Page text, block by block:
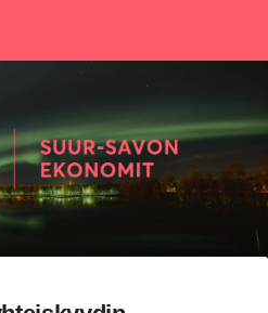
Suursavon Ekonomit